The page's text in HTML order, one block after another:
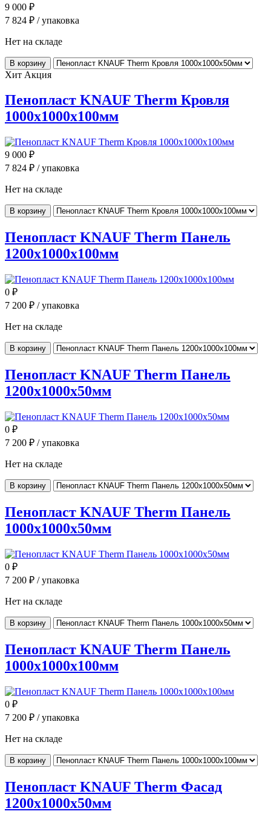
9 000 ₽
7 824 ₽ / упаковка
Нет на складе
В корзину
Хит Акция
Пенопласт KNAUF Therm Кровля
1000x1000x100мм
9 000 ₽
7 824 ₽ / упаковка
Нет на складе
В корзину
Пенопласт KNAUF Therm Панель
1200x1000x100мм
0 ₽
7 200 ₽ / упаковка
Нет на складе
В корзину
Пенопласт KNAUF Therm Панель
1200x1000x50мм
0 ₽
7 200 ₽ / упаковка
Нет на складе
В корзину
Пенопласт KNAUF Therm Панель
1000x1000x50мм
0 ₽
7 200 ₽ / упаковка
Нет на складе
В корзину
Пенопласт KNAUF Therm Панель
1000x1000x100мм
0 ₽
7 200 ₽ / упаковка
Нет на складе
В корзину
Пенопласт KNAUF Therm Фасад
1200x1000x50мм